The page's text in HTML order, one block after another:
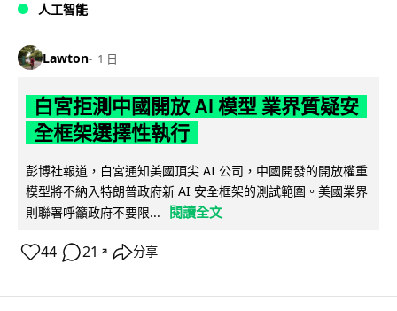
人工智能
Lawton 1 日
白宮拒測中國開放 AI 模型 業界質疑安
全框架選擇性執行
彭博社報道，白宮通知美國頂尖 AI 公司，中國開發的開放權重
模型將不納入特朗普政府新 AI 安全框架的測試範圍。美國業界
則聯署呼籲政府不要限...
閱讀全文
44 21 ↗ 分享